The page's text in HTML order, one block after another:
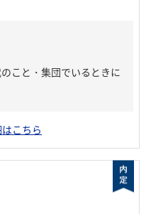
こと・集団でいるときに
こちら